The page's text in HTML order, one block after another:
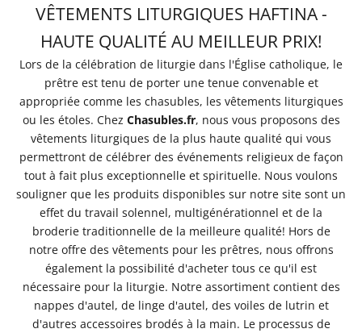
VÊTEMENTS LITURGIQUES HAFTINA -
HAUTE QUALITÉ AU MEILLEUR PRIX!
Lors de la célébration de liturgie dans l'Église catholique, le
prêtre est tenu de porter une tenue convenable et
appropriée comme les chasubles, les vêtements liturgiques
ou les étoles. Chez Chasubles.fr, nous vous proposons des
vêtements liturgiques de la plus haute qualité qui vous
permettront de célébrer des événements religieux de façon
tout à fait plus exceptionnelle et spirituelle. Nous voulons
souligner que les produits disponibles sur notre site sont un
effet du travail solennel, multigénérationnel et de la
broderie traditionnelle de la meilleure qualité! Hors de
notre offre des vêtements pour les prêtres, nous offrons
également la possibilité d'acheter tous ce qu'il est
nécessaire pour la liturgie. Notre assortiment contient des
nappes d'autel, de linge d'autel, des voiles de lutrin et
d'autres accessoires brodés à la main. Le processus de